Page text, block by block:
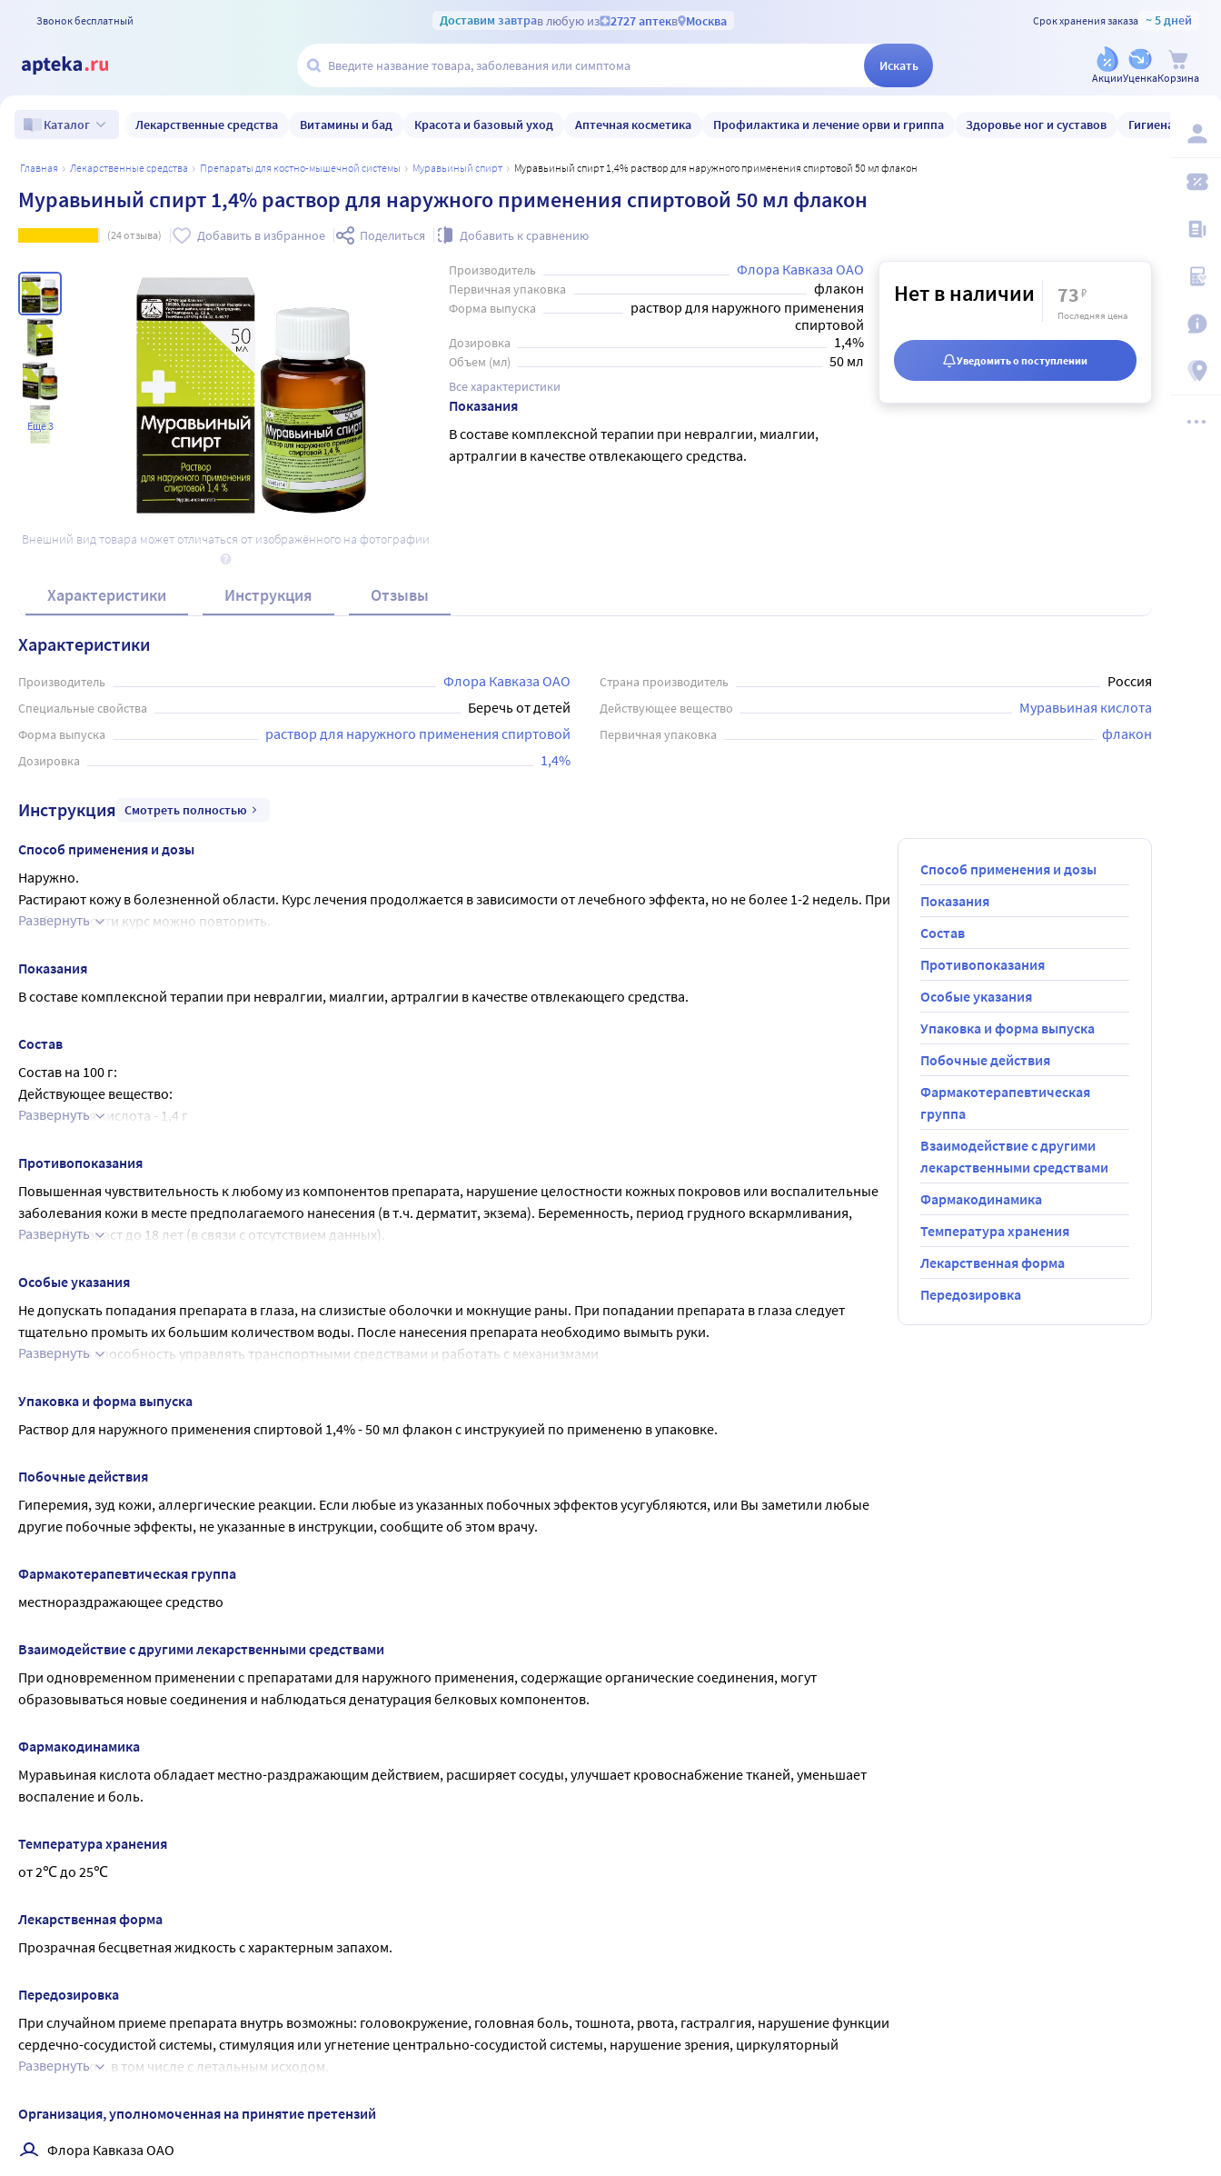
Звонок бесплатный Доставим завтрав любую из 2727 аптекв Москва Срок хранения заказа ~ 5 дней
Искать
АкцииУценкаКорзина
Каталог Лекарственные средства Витамины и бад Красота и базовый уход Аптечная косметика Профилактика и лечение орви и гриппа Здоровье ног и суставов Гигиена и уход
главная лекарственные средства препараты для костно-мышечной системы муравьиный спирт Муравьиный спирт 1,4% раствор для наружного применения спиртовой 50 мл флакон
Муравьиный спирт 1,4% раствор для наружного применения спиртовой 50 мл флакон
(24отзыва) Добавить в избранное Поделиться Добавить к сравнению
Ещё 3
Внешний вид товара может отличаться от изображённого на фотографии
Производитель Флора Кавказа ОАО
Первичная упаковка флакон
Форма выпуска
раствор для наружного применения
спиртовой
Дозировка 1,4%
Объем (мл) 50 мл
Все характеристики
Показания
В составе комплексной терапии при невралгии, миалгии,
артралгии в качестве отвлекающего средства.
Нет в наличии 73₽
Последняя цена
Уведомить о поступлении
Характеристики Инструкция Отзывы
Характеристики
Производитель Флора Кавказа ОАО Страна производитель Россия
Специальные свойства Беречь от детей Действующее вещество Муравьиная кислота
Форма выпуска раствор для наружного применения спиртовой Первичная упаковка флакон
Дозировка 1,4%
Инструкция Смотреть полностью
Способ применения и дозы
Наружно.
Растирают кожу в болезненной области. Курс лечения продолжается в зависимости от лечебного эффекта, но не более 1-2 недель. При
необходимости курс можно повторить.
Применяйте препарат только согласно тем показаниям, тому способу применения и в тех дозах, которые указаны в инструкции.
Развернуть
Показания
В составе комплексной терапии при невралгии, миалгии, артралгии в качестве отвлекающего средства.
Состав
Состав на 100 г:
Действующее вещество:
Муравьиная кислота - 1,4 г
Этанол (спирт этиловый) 70%* - 98,6 г
*Этанол (спирт этиловый) 70% готовят из 675 г этанола (спирта этилового) 95% и 325 г воды очищенной.
Развернуть
Противопоказания
Повышенная чувствительность к любому из компонентов препарата, нарушение целостности кожных покровов или воспалительные
заболевания кожи в месте предполагаемого нанесения (в т.ч. дерматит, экзема). Беременность, период грудного вскармливания,
детский возраст до 18 лет (в связи с отсутствием данных).
Противопоказано применение препарата при беременности и в период грудного вскармливания.
Развернуть
Особые указания
Не допускать попадания препарата в глаза, на слизистые оболочки и мокнущие раны. При попадании препарата в глаза следует
тщательно промыть их большим количеством воды. После нанесения препарата необходимо вымыть руки.
Влияние на способность управлять транспортными средствами и работать с механизмами
повышенной концентрации внимания и быстроты психомоторных реакций (управление транспортными средствами, работа с
движущимися механизмами, работа диспетчера и оператора.
Развернуть
Упаковка и форма выпуска
Раствор для наружного применения спиртовой 1,4% - 50 мл флакон с инструкуией по примененю в упаковке.
Побочные действия
Гиперемия, зуд кожи, аллергические реакции. Если любые из указанных побочных эффектов усугубляются, или Вы заметили любые
другие побочные эффекты, не указанные в инструкции, сообщите об этом врачу.
Фармакотерапевтическая группа
местнораздражающее средство
Взаимодействие с другими лекарственными средствами
При одновременном применении с препаратами для наружного применения, содержащие органические соединения, могут
образовываться новые соединения и наблюдаться денатурация белковых компонентов.
Фармакодинамика
Муравьиная кислота обладает местно-раздражающим действием, расширяет сосуды, улучшает кровоснабжение тканей, уменьшает
воспаление и боль.
Температура хранения
от 2℃ до 25℃
Лекарственная форма
Прозрачная бесцветная жидкость с характерным запахом.
Передозировка
При случайном приеме препарата внутрь возможны: головокружение, головная боль, тошнота, рвота, гастралгия, нарушение функции
сердечно-сосудистой системы, стимуляция или угнетение центрально-сосудистой системы, нарушение зрения, циркуляторный
коллапс, шок, в том числе с летальным исходом.
следует немедленно обратиться к врачу. Рекомендуется промывание желудка, прием активированного угля, при необходимости -
Развернуть
Способ применения и дозы
Показания
Состав
Противопоказания
Особые указания
Упаковка и форма выпуска
Побочные действия
Фармакотерапевтическая
группа
Взаимодействие с другими
лекарственными средствами
Фармакодинамика
Температура хранения
Лекарственная форма
Передозировка
Организация, уполномоченная на принятие претензий
Флора Кавказа ОАО